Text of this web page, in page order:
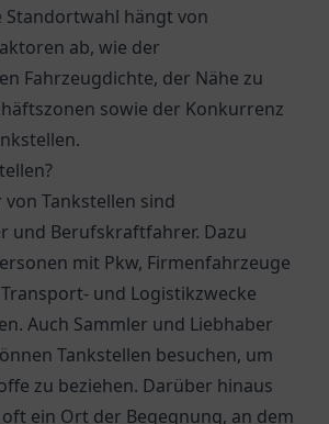
Standortwahl hängt von
ab, wie der
Fahrzeugdichte, der Nähe zu
sowie der Konkurrenz
Tankstellen sind
und Berufskraftfahrer. Dazu
mit Pkw, Firmenfahrzeuge
und Logistikzwecke
Auch Sammler und Liebhaber
Tankstellen besuchen, um
zu beziehen. Darüber hinaus
ein Ort der Begegnung, an dem